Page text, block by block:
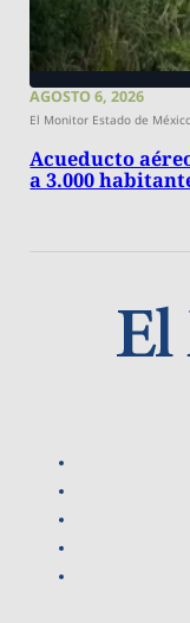
AGOSTO 6, 2026
El Monitor Estado de
Acueducto
a 3.000